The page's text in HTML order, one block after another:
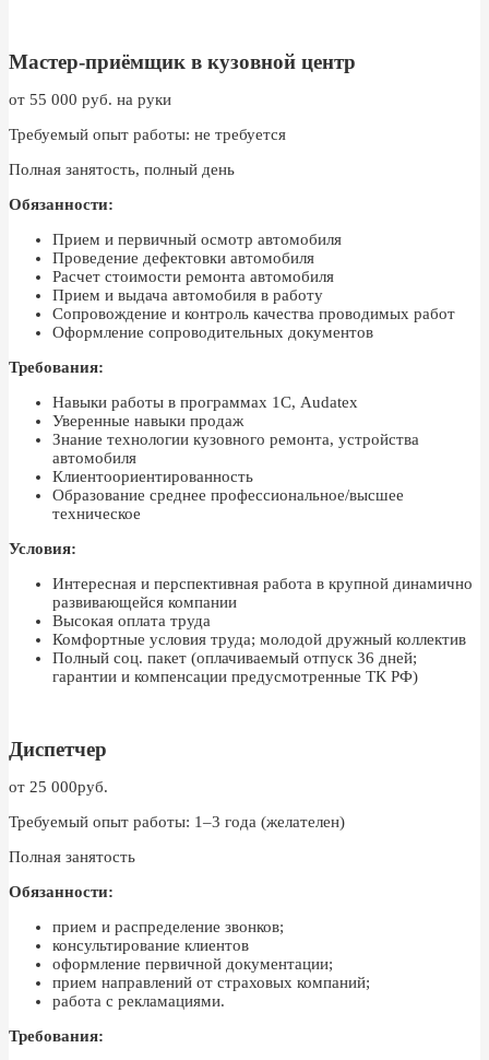
Мастер-приёмщик в кузовной центр
от 55 000 руб. на руки
Требуемый опыт работы: не требуется
Полная занятость, полный день
Обязанности:
Прием и первичный осмотр автомобиля
Проведение дефектовки автомобиля
Расчет стоимости ремонта автомобиля
Прием и выдача автомобиля в работу
Сопровождение и контроль качества проводимых работ
Оформление сопроводительных документов
Требования:
Навыки работы в программах 1С, Audatex
Уверенные навыки продаж
Знание технологии кузовного ремонта, устройства
автомобиля
Клиентоориентированность
Образование среднее профессиональное/высшее
техническое
Условия:
Интересная и перспективная работа в крупной динамично
развивающейся компании
Высокая оплата труда
Комфортные условия труда; молодой дружный коллектив
Полный соц. пакет (оплачиваемый отпуск 36 дней;
гарантии и компенсации предусмотренные ТК РФ)
Диспетчер
от 25 000руб.
Требуемый опыт работы: 1–3 года (желателен)
Полная занятость
Обязанности:
прием и распределение звонков;
консультирование клиентов
оформление первичной документации;
прием направлений от страховых компаний;
работа с рекламациями.
Требования: